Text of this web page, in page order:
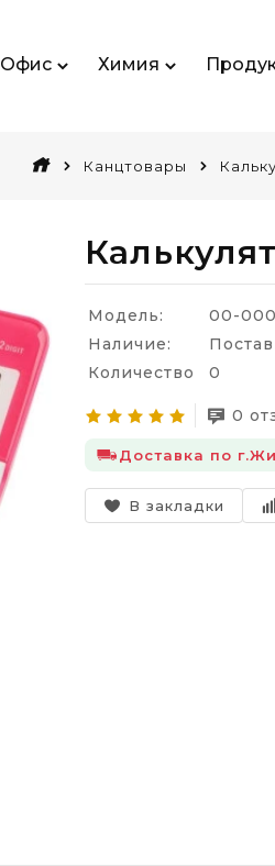
Офис Химия
Канцтовары
Модель:
00-
Наличие:
Количество
0
0
Доставка по
В закладки